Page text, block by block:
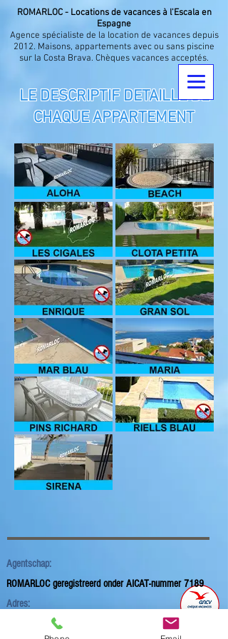
ROMARLOC - Locations de vacances à l'Escala en
Espagne
Agence spécialiste de la location de vacances depuis
2012. Maisons, appartements avec ou sans piscine
sur la Costa Brava. Chèques vacances acceptés.
LE DESCRIPTIF DETAILLE DE
CHAQUE APPARTEMENT
Agentschap:
ROMARLOC geregistreerd onderAICAT-nummer 7189
Adres:
Carrer Closa d'en Llop, n° 93 -
17130 L'ESCALA